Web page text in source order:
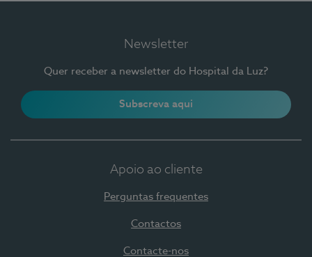
Newsletter
Quer receber a newsletter do Hospital da Luz?
Subscreva aqui
Apoio ao cliente
Perguntas frequentes
Contactos
Contacte-nos